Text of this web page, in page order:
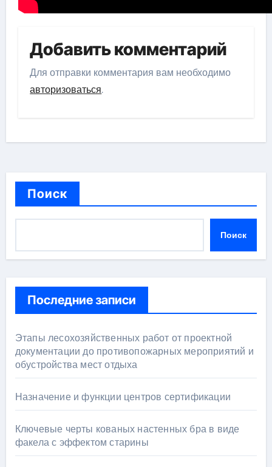
Добавить комментарий
Для отправки комментария вам необходимо
авторизоваться.
Поиск
Поиск
Последние записи
Этапы лесохозяйственных работ от проектной
документации до противопожарных мероприятий и
обустройства мест отдыха
Назначение и функции центров сертификации
Ключевые черты кованых настенных бра в виде
факела с эффектом старины